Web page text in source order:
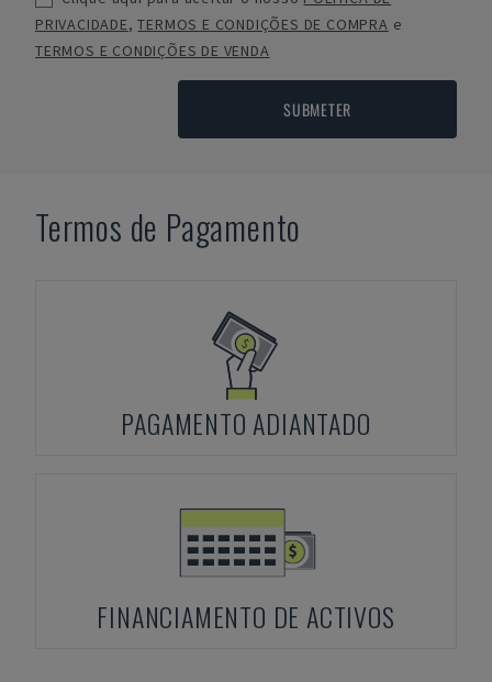
PRIVACIDADE,TERMOS E CONDIÇÕES DE COMPRA e
TERMOS E CONDIÇÕES DE VENDA
SUBMETER
Termos de Pagamento
PAGAMENTO ADIANTADO
FINANCIAMENTO DE ACTIVOS